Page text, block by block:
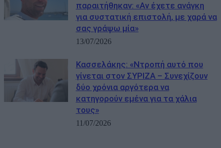
παραιτήθηκαν: «Αν έχετε ανάγκη
για συστατική επιστολή, με χαρά να
σας γράψω μία»
13/07/2026
Κασσελάκης: «Ντροπή αυτό που
γίνεται στον ΣΥΡΙΖΑ – Συνεχίζουν
δύο χρόνια αργότερα να
κατηγορούν εμένα για τα χάλια
τους»
11/07/2026